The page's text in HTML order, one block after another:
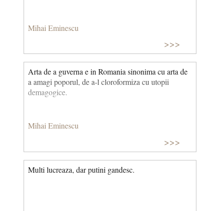
Mihai Eminescu
>>>
Arta de a guverna e in Romania sinonima cu arta de
a amagi poporul, de a-l cloroformiza cu utopii
demagogice.
Mihai Eminescu
>>>
Multi lucreaza, dar putini gandesc.